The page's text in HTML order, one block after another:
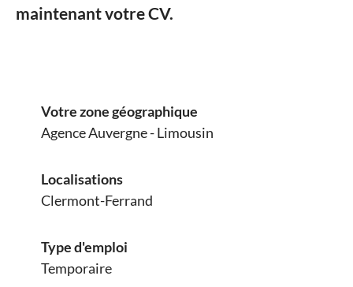
maintenant votre CV.
Votre zone géographique
Agence Auvergne - Limousin
Localisations
Clermont-Ferrand
Type d'emploi
Temporaire